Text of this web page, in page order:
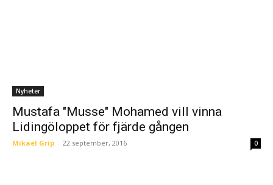
Nyheter
Mustafa "Musse" Mohamed vill vinna
Lidingöloppet för fjärde gången
Mikael Grip - 22 september, 2016 0